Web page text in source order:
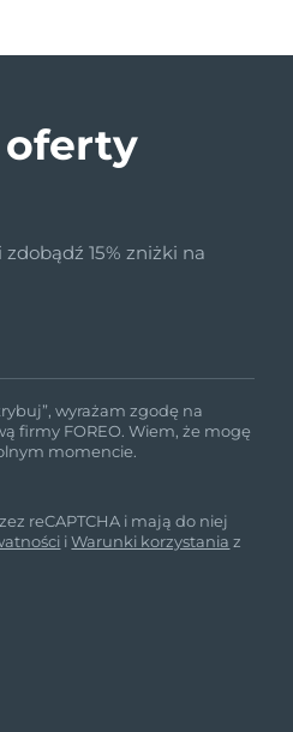
15% zniżki na
wyrażam zgodę na
firmy FOREO. Wiem, że mogę
momencie.
reCAPTCHA i mają do niej
iWarunki korzystania z